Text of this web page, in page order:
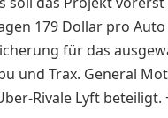
179 Dollar pro
für das
und Trax. General
Rivale Lyft beteiligt.